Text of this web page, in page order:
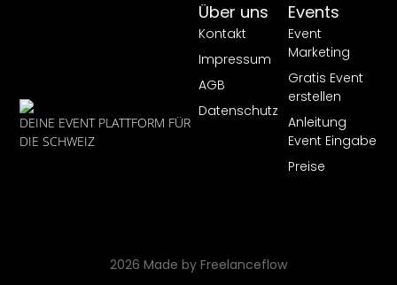
DEINE EVENT PLATTFORM FÜR
DIE SCHWEIZ
Events
Event
Marketing
Gratis Event
erstellen
Anleitung
Event Eingabe
Preise
Über uns
Kontakt
Impressum
AGB
Datenschutz
2026 Made by Freelanceflow